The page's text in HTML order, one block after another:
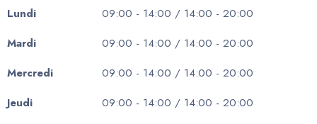
Lundi
09:00 - 14:00 / 14:00 - 20:00
Mardi
09:00 - 14:00 / 14:00 - 20:00
Mercredi
09:00 - 14:00 / 14:00 - 20:00
Jeudi
09:00 - 14:00 / 14:00 - 20:00